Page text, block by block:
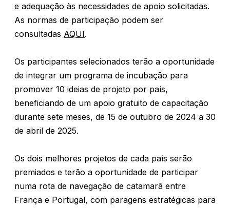
e adequação às necessidades de apoio solicitadas.
As normas de participação podem ser
consultadas AQUI.
Os participantes selecionados terão a oportunidade
de integrar um programa de incubação para
promover 10 ideias de projeto por país,
beneficiando de um apoio gratuito de capacitação
durante sete meses, de 15 de outubro de 2024 a 30
de abril de 2025.
Os dois melhores projetos de cada país serão
premiados e terão a oportunidade de participar
numa rota de navegação de catamarã entre
França e Portugal, com paragens estratégicas para